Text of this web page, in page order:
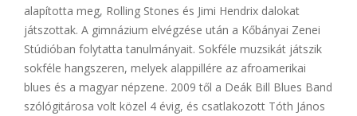
alapította meg, Rolling Stones és Jimi Hendrix dalokat
játszottak. A gimnázium elvégzése után a Kőbányai Zenei
Stúdióban folytatta tanulmányait. Sokféle muzsikát játszik
sokféle hangszeren, melyek alappillére az afroamerikai
blues és a magyar népzene. 2009 től a Deák Bill Blues Band
szólógitárosa volt közel 4 évig, és csatlakozott Tóth János